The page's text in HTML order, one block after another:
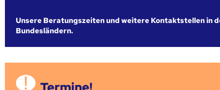
Unsere Beratungszeiten und weitere Kontaktstellen in
Bundesländern.